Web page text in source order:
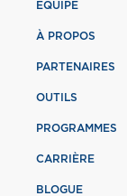
ÉQUIPE
À PROPOS
PARTENAIRES
OUTILS
PROGRAMMES
CARRIÈRE
BLOGUE